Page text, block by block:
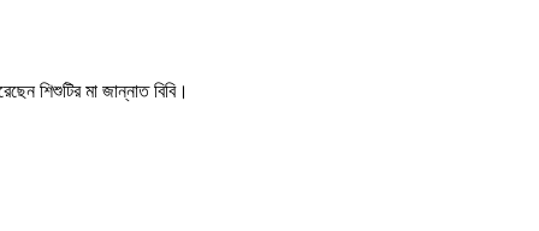
শিশুটির মা জান্নাত বিবি।